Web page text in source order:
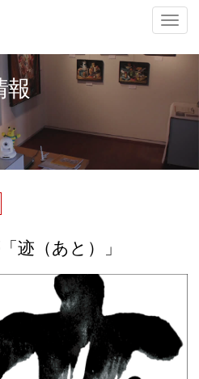
ナ
ビ
報
迹（あと）」